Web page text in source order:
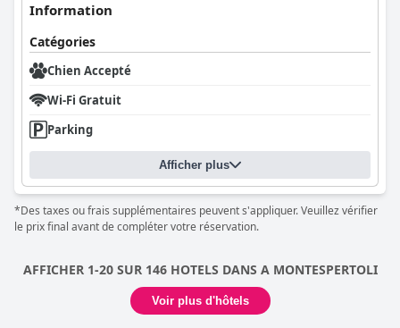
Information
Catégories
Chien Accepté
Wi-Fi Gratuit
Parking
Afficher plus
*Des taxes ou frais supplémentaires peuvent s'appliquer. Veuillez vérifier
le prix final avant de compléter votre réservation.
AFFICHER 1-20 SUR 146 HOTELS DANS A MONTESPERTOLI
Voir plus d'hôtels